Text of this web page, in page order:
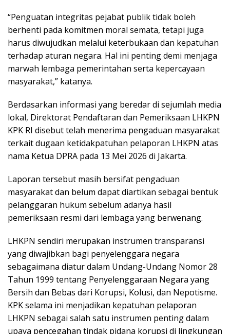
“Penguatan integritas pejabat publik tidak boleh
berhenti pada komitmen moral semata, tetapi juga
harus diwujudkan melalui keterbukaan dan kepatuhan
terhadap aturan negara. Hal ini penting demi menjaga
marwah lembaga pemerintahan serta kepercayaan
masyarakat,” katanya.
Berdasarkan informasi yang beredar di sejumlah media
lokal, Direktorat Pendaftaran dan Pemeriksaan LHKPN
KPK RI disebut telah menerima pengaduan masyarakat
terkait dugaan ketidakpatuhan pelaporan LHKPN atas
nama Ketua DPRA pada 13 Mei 2026 di Jakarta.
Laporan tersebut masih bersifat pengaduan
masyarakat dan belum dapat diartikan sebagai bentuk
pelanggaran hukum sebelum adanya hasil
pemeriksaan resmi dari lembaga yang berwenang.
LHKPN sendiri merupakan instrumen transparansi
yang diwajibkan bagi penyelenggara negara
sebagaimana diatur dalam Undang-Undang Nomor 28
Tahun 1999 tentang Penyelenggaraan Negara yang
Bersih dan Bebas dari Korupsi, Kolusi, dan Nepotisme.
KPK selama ini menjadikan kepatuhan pelaporan
LHKPN sebagai salah satu instrumen penting dalam
upaya pencegahan tindak pidana korupsi di lingkungan